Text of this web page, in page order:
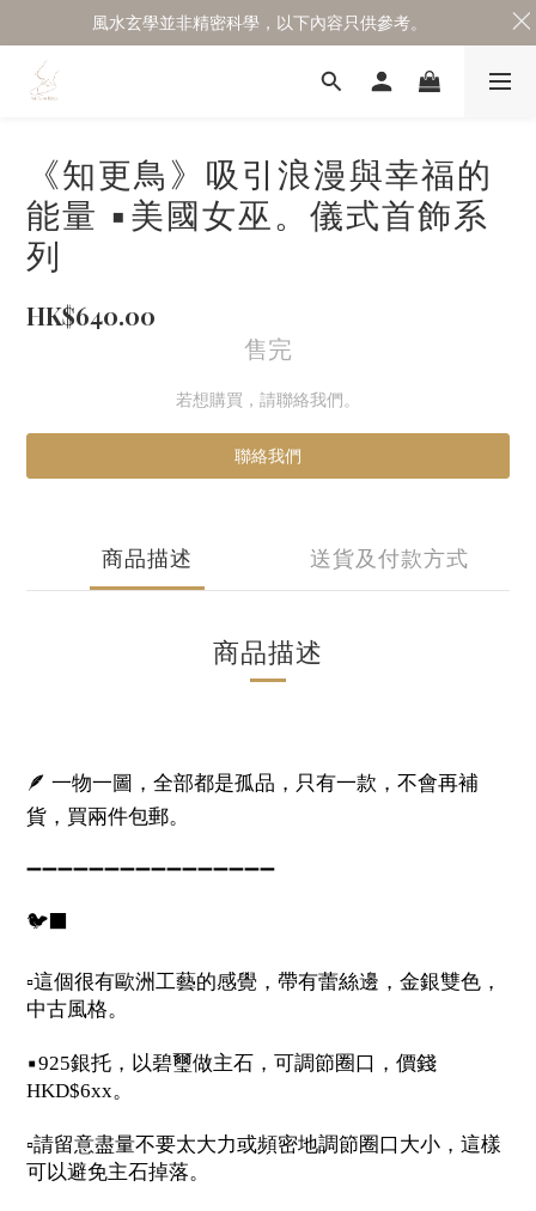
《知更鳥》吸引浪漫與幸福的
能量 ▪️美國女巫。儀式首飾系
列
HK$640.00
售完
若想購買，請聯絡我們。
聯絡我們
商品描述 送貨及付款方式
商品描述
🪶 一物一圖，全部都是孤品，只有一款，不會再補
貨，買兩件包郵。
➖➖➖➖➖➖➖➖➖➖➖➖➖➖➖➖
🐦‍⬛
▫️這個很有歐洲工藝的感覺，帶有蕾絲邊，金銀雙色，
中古風格。
▪️925銀托，以碧璽做主石，可調節圈口，價錢
HKD$6xx。
▫️請留意盡量不要太大力或頻密地調節圈口大小，這樣
可以避免主石掉落。
風水玄學並非精密科學，以下內容只供參考。